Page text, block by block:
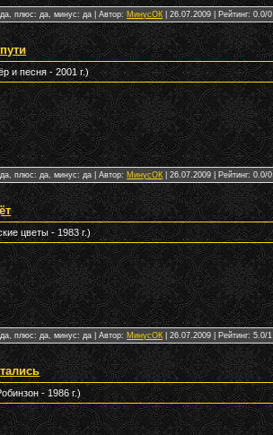
плюс: да, минус: да | Автор: МинусОК |26.07.2009 | Рейтинг: 0.0/0
и песня - 2001 г.)
плюс: да, минус: да | Автор: МинусОК |26.07.2009 | Рейтинг: 0.0/0
цветы - 1983 г.)
плюс: да, минус: да | Автор: МинусОК |26.07.2009 | Рейтинг: 5.0/1
- 1986 г.)